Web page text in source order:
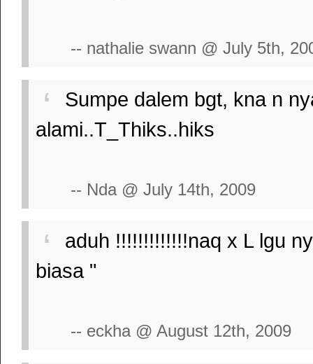
-- nathalie swann @ July 5th,
Sumpe dalem bgt, kna n
alami..T_Thiks..hiks
-- Nda @ July 14th, 2009
aduh !!!!!!!!!!!!!naq x L lgu
biasa "
-- eckha @ August 12th, 2009